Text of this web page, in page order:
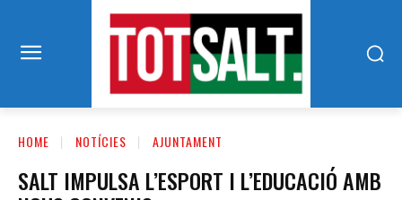
HOME NOTÍCIES AJUNTAMENT
SALT IMPULSA L’ESPORT I L’EDUCACIÓ AMB